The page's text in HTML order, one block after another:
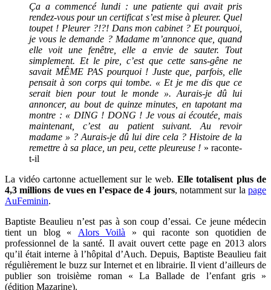
Ça a commencé lundi : une patiente qui avait pris
rendez-vous pour un certificat s’est mise à pleurer. Quel
toupet ! Pleurer ?!?! Dans mon cabinet ? Et pourquoi,
je vous le demande ? Madame m’annonce que, quand
elle voit une fenêtre, elle a envie de sauter. Tout
simplement. Et le pire, c’est que cette sans-gêne ne
savait MÊME PAS pourquoi ! Juste que, parfois, elle
pensait à son corps qui tombe. « Et je me dis que ce
serait bien pour tout le monde ». Aurais-je dû lui
annoncer, au bout de quinze minutes, en tapotant ma
montre : « DING ! DONG ! Je vous ai écoutée, mais
maintenant, c’est au patient suivant. Au revoir
madame » ? Aurais-je dû lui dire cela ? Histoire de la
remettre à sa place, un peu, cette pleureuse ! » raconte-
t-il
La vidéo cartonne actuellement sur le web. Elle totalisent plus de
4,3 millions de vues en l’espace de 4 jours, notamment sur lapage
AuFeminin.
Baptiste Beaulieu n’est pas à son coup d’essai. Ce jeune médecin
tient un blog « Alors Voilà » qui raconte son quotidien de
professionnel de la santé. Il avait ouvert cette page en 2013 alors
qu’il était interne à l’hôpital d’Auch. Depuis, Baptiste Beaulieu fait
régulièrement le buzz sur Internet et en librairie. Il vient d’ailleurs de
publier son troisième roman « La Ballade de l’enfant gris »
(édition Mazarine).